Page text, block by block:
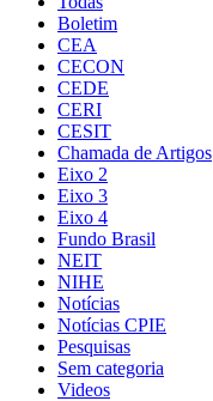
Boletim
CEA
CECON
CEDE
CERI
CESIT
Chamada de Artigos
Eixo 2
Eixo 3
Eixo 4
Fundo Brasil
NEIT
NIHE
Notícias
Notícias CPIE
Pesquisas
Sem categoria
Videos